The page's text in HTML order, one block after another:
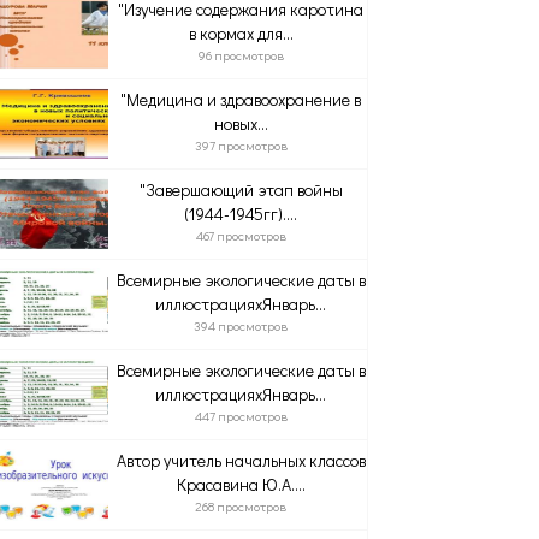
"Изучение содержания каротина
в кормах для...
96 просмотров
"Медицина и здравоохранение в
новых...
397 просмотров
"Завершающий этап войны
(1944-1945гг)....
467 просмотров
Всемирные экологические даты в
иллюстрацияхЯнварь...
394 просмотров
Всемирные экологические даты в
иллюстрацияхЯнварь...
447 просмотров
Автор учитель начальных классов
Красавина Ю.А....
268 просмотров